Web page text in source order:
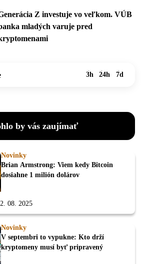
Z investuje vo veľkom. VÚB
mladých varuje pred
3h 24h 7d
by vás zaujímať
Novinky
Brian Armstrong: Viem kedy Bitcoin
dosiahne 1 milión dolárov
08. 2025
Novinky
V septembri to vypukne: Kto drží
kryptomeny musí byť pripravený